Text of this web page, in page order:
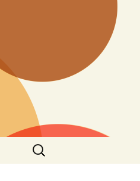
Buscar: